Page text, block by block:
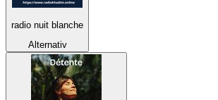
radio nuit blanche
Alternativ